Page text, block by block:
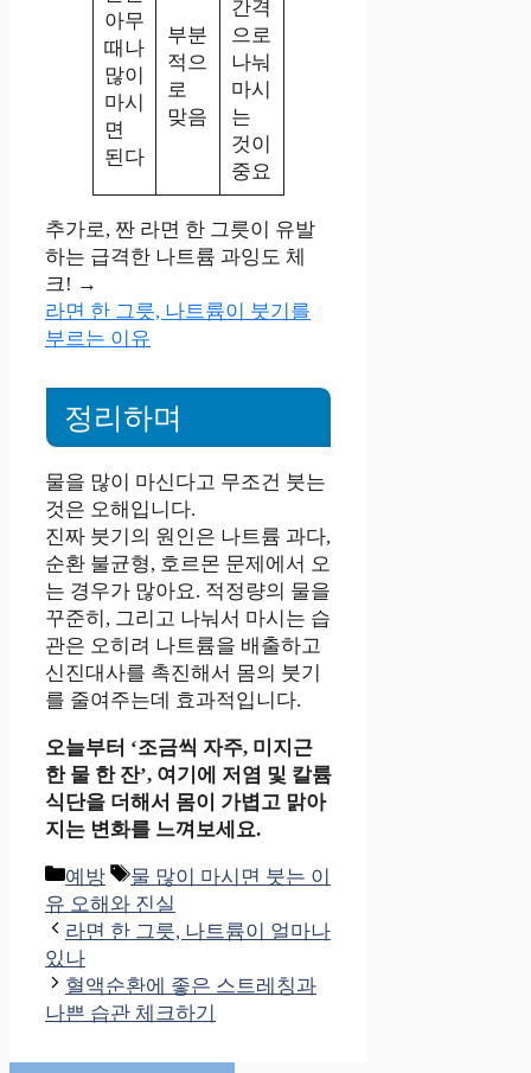
아무
때나
많이
마시
면
된다
부분
적으
로
맞음
간격
으로
나눠
마시
는
것이
중요
추가로, 짠 라면 한 그릇이 유발
하는 급격한 나트륨 과잉도 체
크! →
라면 한 그릇, 나트륨이 붓기를
부르는 이유
정리하며
물을 많이 마신다고 무조건 붓는
것은 오해입니다.
진짜 붓기의 원인은 나트륨 과다,
순환 불균형, 호르몬 문제에서 오
는 경우가 많아요. 적정량의 물을
꾸준히, 그리고 나눠서 마시는 습
관은 오히려 나트륨을 배출하고
신진대사를 촉진해서 몸의 붓기
를 줄여주는데 효과적입니다.
오늘부터 ‘조금씩 자주, 미지근
한 물 한 잔’, 여기에 저염 및 칼륨
식단을 더해서 몸이 가볍고 맑아
지는 변화를 느껴보세요.
카
테
고
리
예방
태
그
물 많이 마시면 붓는 이
유 오해와 진실
라면 한 그릇, 나트륨이 얼마나
있나
혈액순환에 좋은 스트레칭과
나쁜 습관 체크하기